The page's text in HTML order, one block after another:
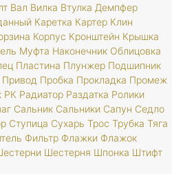
Вал Вилка Втулка Демпфер
Каретка Картер Клин
Корпус Кронштейн Крышка
Муфта Наконечник Облицовка
Пластина Плунжер Подшипник
Привод Пробка Прокладка Промеж
РК Радиатор Раздатка Ролики
Сальник Сальники Сапун Седло
Ступица Сухарь Трос Трубка Тяга
Фильтр Флажки Флажок
Шестерня Шпонка Штифт